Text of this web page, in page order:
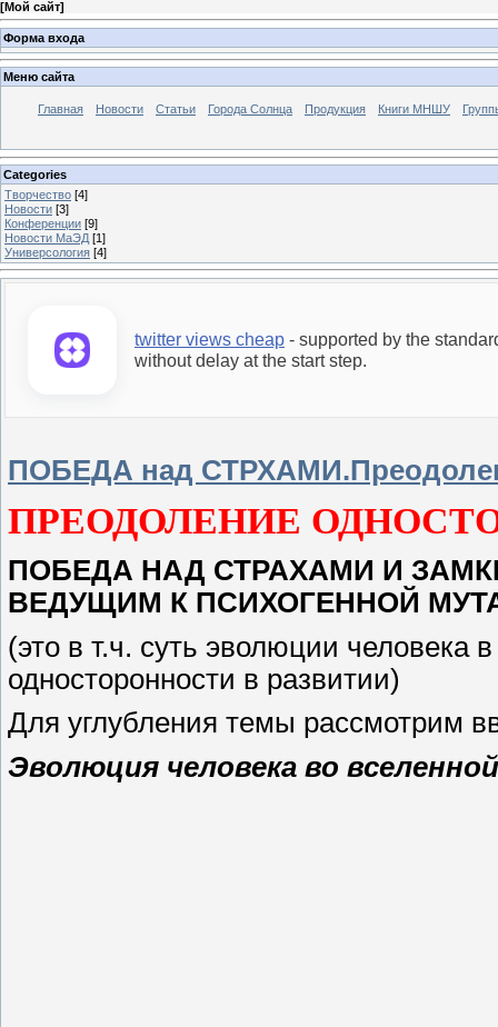
[Мой сайт]
Форма входа
Меню сайта
Главная Новости Статьи Города Солнца Продукция Книги МНШУ
Categories
Творчество [4]
Новости [3]
Конференции [9]
Новости МаЭД [1]
Универсология [4]
twitter views cheap - supported by the
without delay at the start step.
ПОБЕДА над
ПРЕОДОЛЕНИЕ
ПОБЕДА НАД СТРАХАМИ И
ВЕДУЩИМ К ПСИХОГЕННОЙ
(это в т.ч. суть эволюции человека
односторонности в развитии)
Для углубления темы рассмотрим
Эволюция человека во